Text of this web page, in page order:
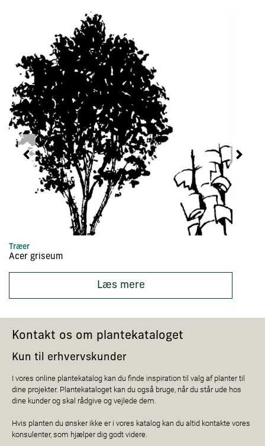
Træer
Acer griseum
Læs mere
Kontakt os om plantekataloget
Kun til erhvervskunder
I vores online plantekatalog kan du finde inspiration til valg af planter til
dine projekter. Plantekataloget kan du også bruge, når du står ude hos
dine kunder og skal rådgive og vejlede dem.
Hvis planten du ønsker ikke er i vores katalog kan du altid kontakte vores
konsulenter, som hjælper dig godt videre.